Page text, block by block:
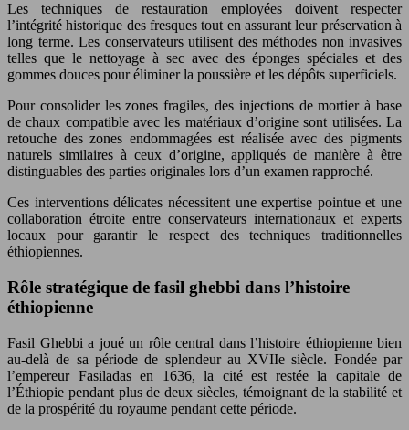
Les techniques de restauration employées doivent respecter
l’intégrité historique des fresques tout en assurant leur préservation à
long terme. Les conservateurs utilisent des méthodes non invasives
telles que le nettoyage à sec avec des éponges spéciales et des
gommes douces pour éliminer la poussière et les dépôts superficiels.
Pour consolider les zones fragiles, des injections de mortier à base
de chaux compatible avec les matériaux d’origine sont utilisées. La
retouche des zones endommagées est réalisée avec des pigments
naturels similaires à ceux d’origine, appliqués de manière à être
distinguables des parties originales lors d’un examen rapproché.
Ces interventions délicates nécessitent une expertise pointue et une
collaboration étroite entre conservateurs internationaux et experts
locaux pour garantir le respect des techniques traditionnelles
éthiopiennes.
Rôle stratégique de fasil ghebbi dans l’histoire
éthiopienne
Fasil Ghebbi a joué un rôle central dans l’histoire éthiopienne bien
au-delà de sa période de splendeur au XVIIe siècle. Fondée par
l’empereur Fasiladas en 1636, la cité est restée la capitale de
l’Éthiopie pendant plus de deux siècles, témoignant de la stabilité et
de la prospérité du royaume pendant cette période.